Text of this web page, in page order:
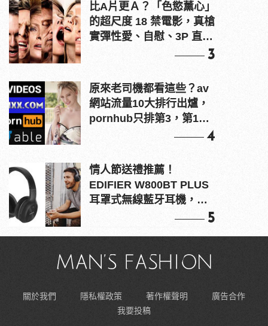
比A片更Ａ？「色慾薰心」
的超尺度 18 禁電影，真槍
實彈性愛、自慰、3P 直接
3
原來老司機都看這些？av
網站流量10大排行出爐，
pornhub只排第3，第1名
4
情人節送禮推薦！
EDIFIER W800BT PLUS
耳罩式無線藍牙耳機，在
5
關於我們 隱私權政策 著作權聲明
廣告合作
我要投稿